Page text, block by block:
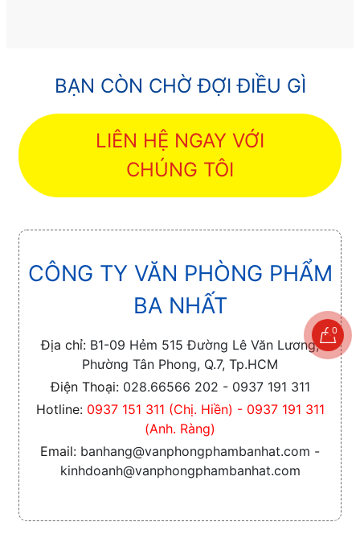
BẠN CÒN CHỜ ĐỢI ĐIỀU GÌ
LIÊN HỆ NGAY VỚI
CHÚNG TÔI
CÔNG TY VĂN PHÒNG PHẨM
BA NHẤT
Địa chỉ: B1-09 Hẻm 515 Đường Lê Văn Lương,
Phường Tân Phong, Q.7, Tp.HCM
Điện Thoại: 028.66566 202 - 0937 191 311
Hotline: 0937 151 311 (Chị. Hiền) - 0937 191 311
(Anh. Ràng)
Email: banhang@vanphongphambanhat.com -
kinhdoanh@vanphongphambanhat.com
0